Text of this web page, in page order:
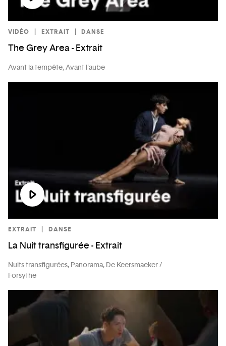
VIDÉO EXTRAIT DANSE
The Grey Area - Extrait
Avant la tempête, Avant l'aube
EXTRAIT DANSE
La Nuit transfigurée - Extrait
Nuits transfigurées, Panorama, De Keersmaeker /
Forsythe